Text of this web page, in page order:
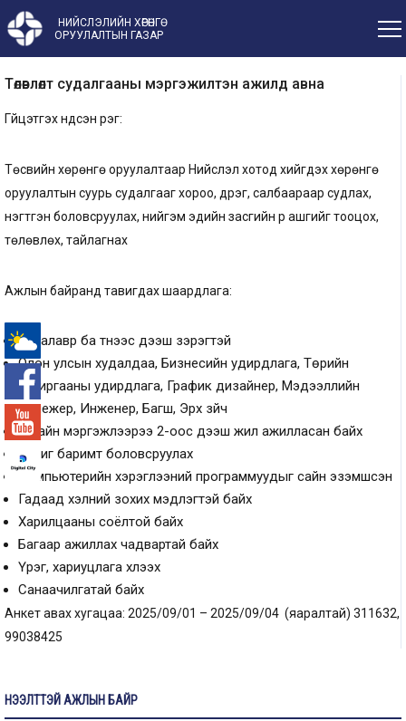
НИЙСЛЭЛИЙН ХӨРӨНГӨ
ОРУУЛАЛТЫН ГАЗАР
Төлөвлөлт судалгааны мэргэжилтэн ажилд авна
Гүйцэтгэх үндсэн үүрэг:
Төсвийн хөрөнгө оруулалтаар Нийслэл хотод хийгдэх хөрөнгө
оруулалтын суурь судалгааг хороо, дүүрэг, салбаараар судлах,
нэгтгэн боловсруулах, нийгэм эдийн засгийн үр ашгийг тооцох,
төлөвлөх, тайлагнах
Ажлын байранд тавигдах шаардлага:
Бакалавр ба түүнээс дээш зэрэгтэй
Олон улсын худалдаа, Бизнесийн удирдлага, Төрийн
захиргааны удирдлага, График дизайнер, Мэдээллийн
менежер, Инженер, Багш, Эрх зүйч
Тухайн мэргэжлээрээ 2-оос дээш жил ажилласан байх
Бичиг баримт боловсруулах
Компьютерийн хэрэглээний программуудыг сайн эзэмшсэн
Гадаад хэлний зохих мэдлэгтэй байх
Харилцааны соёлтой байх
Багаар ажиллах чадвартай байх
Үүрэг, хариуцлага хүлээх
Санаачилгатай байх
Анкет авах хугацаа: 2025/09/01 – 2025/09/04 (яаралтай) 311632,
99038425
НЭЭЛТТЭЙ АЖЛЫН БАЙР